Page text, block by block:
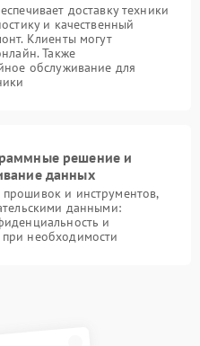
доставку техники
и качественный
Клиенты могут
Также
обслуживание для
решение и
данных
и инструментов,
данными:
и
необходимости